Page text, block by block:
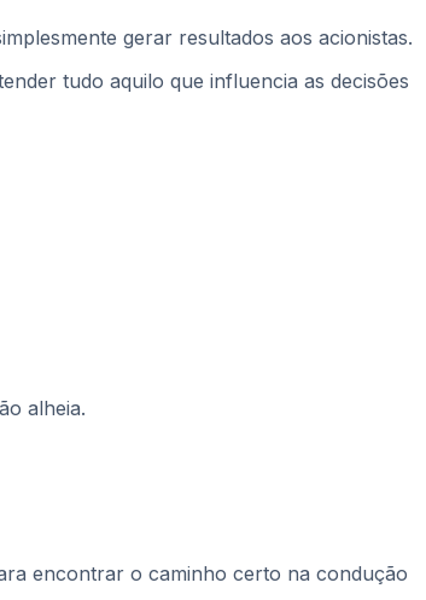
gerar resultados aos acionistas.
tudo aquilo que influencia as decisões
alheia.
encontrar o caminho certo na condução